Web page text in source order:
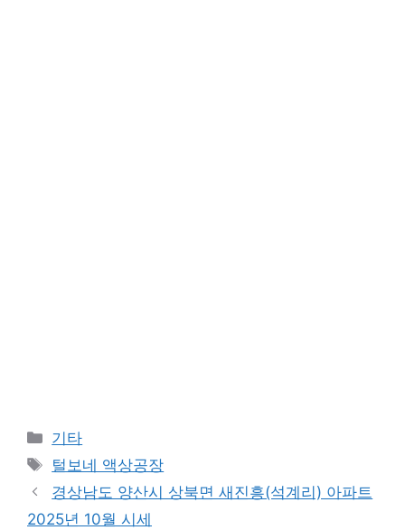
Categories
기타
Tags
털보네 액상공장
경상남도 양산시 상북면 새진흥(석계리) 아파트
2025년 10월 시세